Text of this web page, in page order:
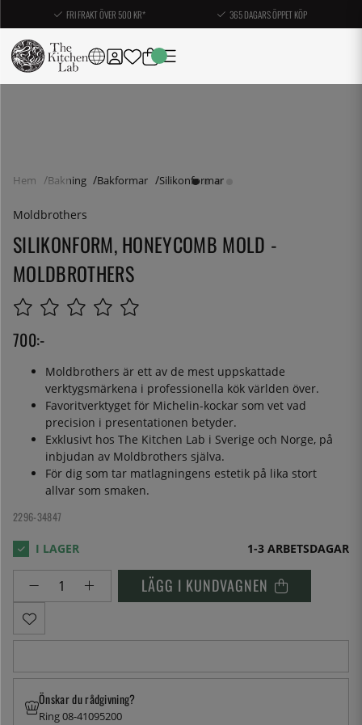
FRI FRAKT ÖVER 500 KR* 365 DAGARS ÖPPET KÖP
Hem Bakning Bakformar Silikonformar
Moldbrothers
SILIKONFORM, HONEYCOMB MOLD -
MOLDBROTHERS
700:-
Moldbrothers är ett av de mest uppskattade
verktygsmärkena i professionella kök världen över.
Favoritverktyget för Michelin-kockar som vet vad
precision i presentationen betyder.
Exklusivt hos The Kitchen Lab i Sverige och Norge, på
inbjudan av Moldbrothers själva.
För dig som tar matlagningens estetik på lika stort
allvar som smaken.
2296-34847
1-3 ARBETSDAGAR
LÄGG I KUNDVAGNEN
Önskar du rådgivning?
Ring 08-41095200